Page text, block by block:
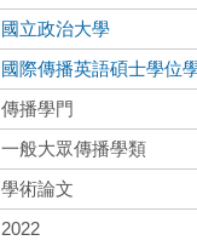
國立政治大學
國際傳播英語碩士學位
傳播學門
一般大眾傳播學類
學術論文
2022